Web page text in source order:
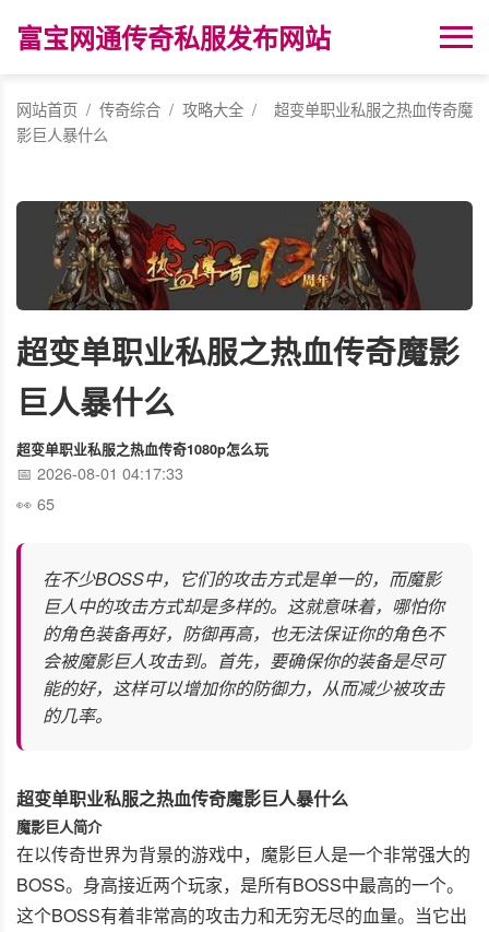
富宝网通传奇私服发布网站
网站首页 / 传奇综合 / 攻略大全 /
超变单职业私服之热血传奇魔
影巨人暴什么
超变单职业私服之热血传奇魔影
巨人暴什么
超变单职业私服之热血传奇1080p怎么玩
2026-08-01 04:17:33
65
在不少BOSS中，它们的攻击方式是单一的，而魔影
巨人中的攻击方式却是多样的。这就意味着，哪怕你
的角色装备再好，防御再高，也无法保证你的角色不
会被魔影巨人攻击到。首先，要确保你的装备是尽可
能的好，这样可以增加你的防御力，从而减少被攻击
的几率。
超变单职业私服之热血传奇魔影巨人暴什么
魔影巨人简介
在以传奇世界为背景的游戏中，魔影巨人是一个非常强大的
BOSS。身高接近两个玩家，是所有BOSS中最高的一个。
这个BOSS有着非常高的攻击力和无穷无尽的血量。当它出